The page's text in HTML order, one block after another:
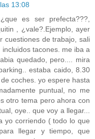
13:08
es ser prefecta???,
, ¿vale?.Ejemplo, ayer
cuestiones de trabajo, sali
tacones. me iba a
quedado, pero.... mira
estaba caido, 8.30
coches. yo espere hasta
puntual, no me
otro tema pero ahora con
oye.. que voy a llegar...
yo corriendo ( todo lo que
llegar y tiempo, que